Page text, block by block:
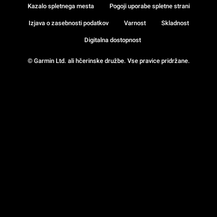
© Garmin Ltd. ali hčerinske družbe. Vse pravice pridržane.
Kazalo spletnega mesta Pogoji uporabe spletne strani
Izjava o zasebnosti podatkov Varnost Skladnost
Digitalna dostopnost